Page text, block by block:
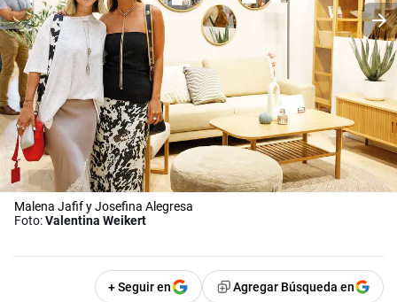
Malena Jafif y Josefina Alegresa
Foto:Valentina Weikert
+ Seguir en Agregar Búsqueda en